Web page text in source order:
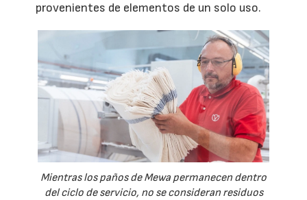
provenientes de elementos de un solo uso.
Mientras los paños de Mewa permanecen dentro
del ciclo de servicio, no se consideran residuos